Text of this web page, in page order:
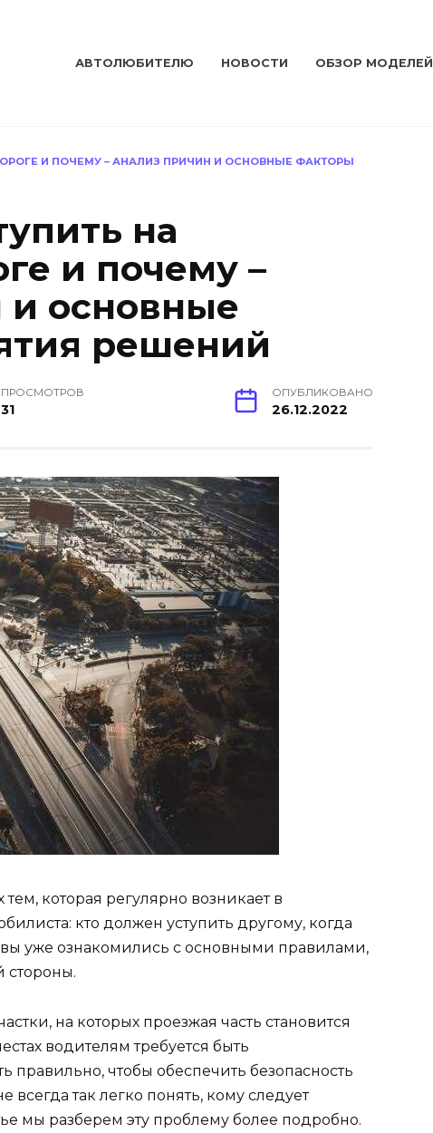
АВТОЛЮБИТЕЛЮ НОВОСТИ ОБЗОР МОДЕЛЕЙ
И ПОЧЕМУ – АНАЛИЗ ПРИЧИН И ОСНОВНЫЕ ФАКТОРЫ
на
и почему –
и основные
решений
ПРОСМОТРОВ
31
ОПУБЛИКОВАНО
26.12.2022
которая регулярно возникает в
кто должен уступить другому, когда
вы уже ознакомились с основными правилами,
стороны.
на которых проезжая часть становится
водителям требуется быть
правильно, чтобы обеспечить безопасность
так легко понять, кому следует
мы разберем эту проблему более подробно.